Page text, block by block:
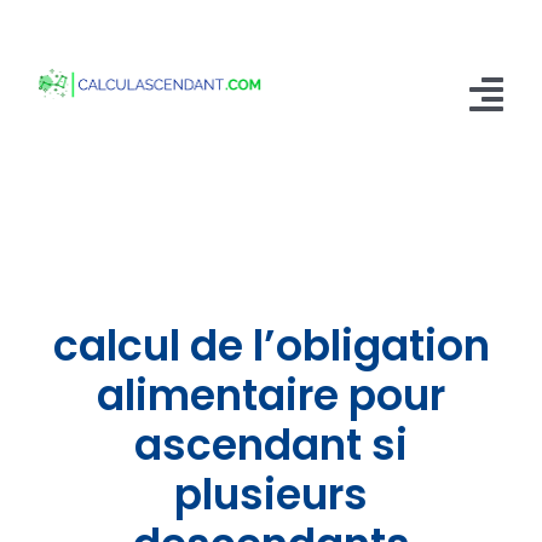
contenu
Contactez-nous
calcul de l’obligation
alimentaire pour
ascendant si
plusieurs